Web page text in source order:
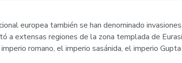
europea también se han denominado
extensas regiones de la zona templada de
romano, el imperio sasánida, el imperio